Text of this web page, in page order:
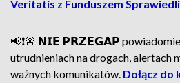
Veritatis z Funduszem
📢❗🚨 𝗡𝗜𝗘 𝗣𝗥𝗭𝗘𝗚𝗔𝗣
utrudnieniach na drogach, alertach
ważnych komunikatów. Dołącz do